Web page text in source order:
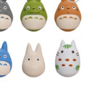
Legg til i
ønskeliste